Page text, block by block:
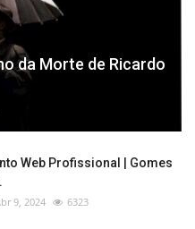
da Morte de Ricardo
Web Profissional | Gomes
9, 2024 6323